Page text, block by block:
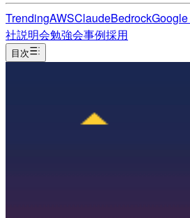
TrendingAWSClaudeBedrock
社説明会勉強会事例採用
目次